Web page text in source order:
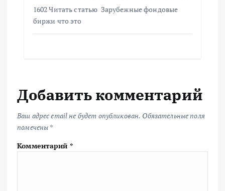
1602 Читать статью Зарубежные фондовые
биржи что это
Добавить комментарий
Ваш адрес email не будет опубликован. Обязательные поля
помечены *
Комментарий *